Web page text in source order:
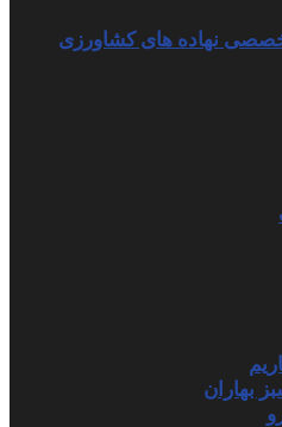
نهاده های کشاورزی
بهاران